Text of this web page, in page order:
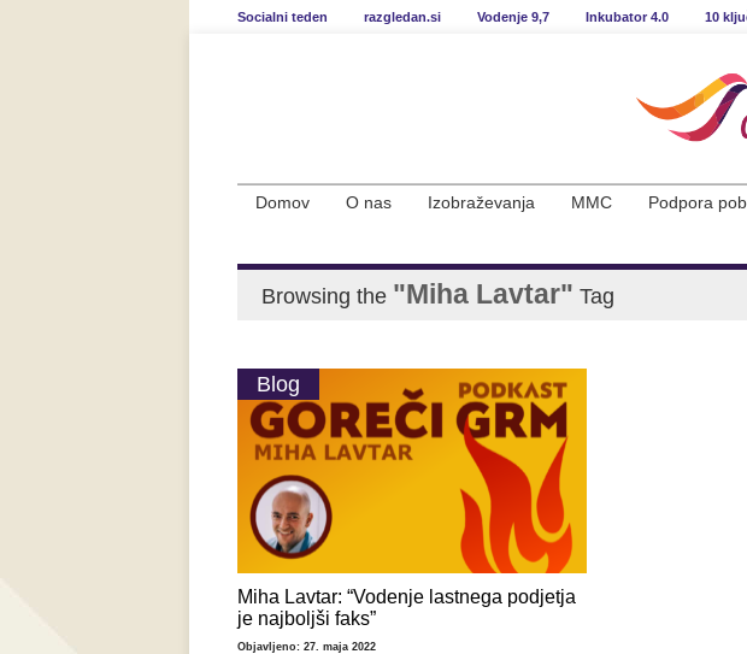
Socialni teden razgledan.si Vodenje 9,7 Inkubator 4.0 10
Domov O nas Izobraževanja MMC Podpora
Browsing the "Miha Lavtar" Tag
Blog
Miha Lavtar: “Vodenje lastnega podjetja
je najboljši faks”
Objavljeno: 27. maja 2022